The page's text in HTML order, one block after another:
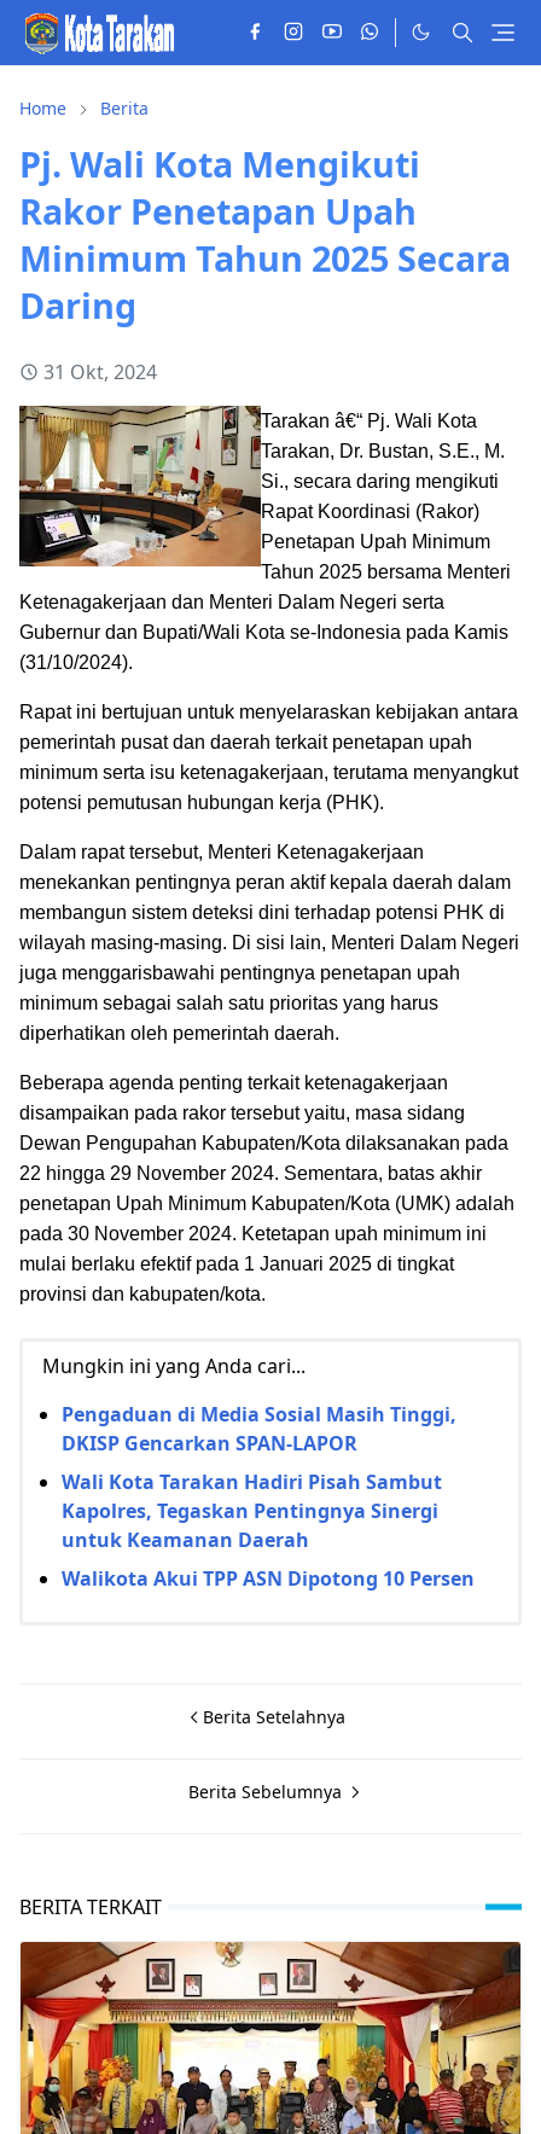
Home Berita
Pj. Wali Kota Mengikuti
Rakor Penetapan Upah
Minimum Tahun 2025 Secara
Daring
31 Okt, 2024
Tarakan â€“ Pj. Wali Kota
Tarakan, Dr. Bustan, S.E., M.
Si., secara daring mengikuti
Rapat Koordinasi (Rakor)
Penetapan Upah Minimum
Tahun 2025 bersama Menteri
Ketenagakerjaan dan Menteri Dalam Negeri serta
Gubernur dan Bupati/Wali Kota se-Indonesia pada Kamis
(31/10/2024).
Rapat ini bertujuan untuk menyelaraskan kebijakan antara
pemerintah pusat dan daerah terkait penetapan upah
minimum serta isu ketenagakerjaan, terutama menyangkut
potensi pemutusan hubungan kerja (PHK).
Dalam rapat tersebut, Menteri Ketenagakerjaan
menekankan pentingnya peran aktif kepala daerah dalam
membangun sistem deteksi dini terhadap potensi PHK di
wilayah masing-masing. Di sisi lain, Menteri Dalam Negeri
juga menggarisbawahi pentingnya penetapan upah
minimum sebagai salah satu prioritas yang harus
diperhatikan oleh pemerintah daerah.
Beberapa agenda penting terkait ketenagakerjaan
disampaikan pada rakor tersebut yaitu, masa sidang
Dewan Pengupahan Kabupaten/Kota dilaksanakan pada
22 hingga 29 November 2024. Sementara, batas akhir
penetapan Upah Minimum Kabupaten/Kota (UMK) adalah
pada 30 November 2024. Ketetapan upah minimum ini
mulai berlaku efektif pada 1 Januari 2025 di tingkat
provinsi dan kabupaten/kota.
Mungkin ini yang Anda cari...
Pengaduan di Media Sosial Masih Tinggi,
DKISP Gencarkan SPAN-LAPOR
Wali Kota Tarakan Hadiri Pisah Sambut
Kapolres, Tegaskan Pentingnya Sinergi
untuk Keamanan Daerah
Walikota Akui TPP ASN Dipotong 10 Persen
Berita Setelahnya
Berita Sebelumnya
BERITA TERKAIT